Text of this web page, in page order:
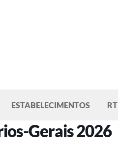
ESTABELECIMENTOS RT
Gerais 2026